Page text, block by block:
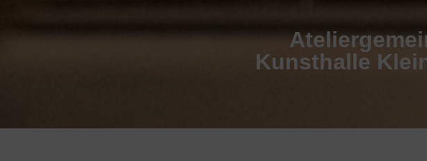
Kunsthalle